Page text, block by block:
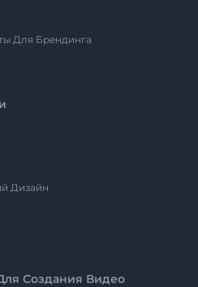
Для Брендинга
Дизайн
Создания Видео